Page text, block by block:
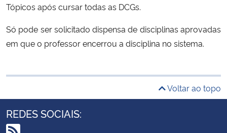
Banco Central do Brasil
Tópicos após cursar todas as DCGs.
Só pode ser solicitado dispensa de disciplinas aprovadas
em que o professor encerrou a disciplina no sistema.
Voltar ao topo
REDES SOCIAIS: